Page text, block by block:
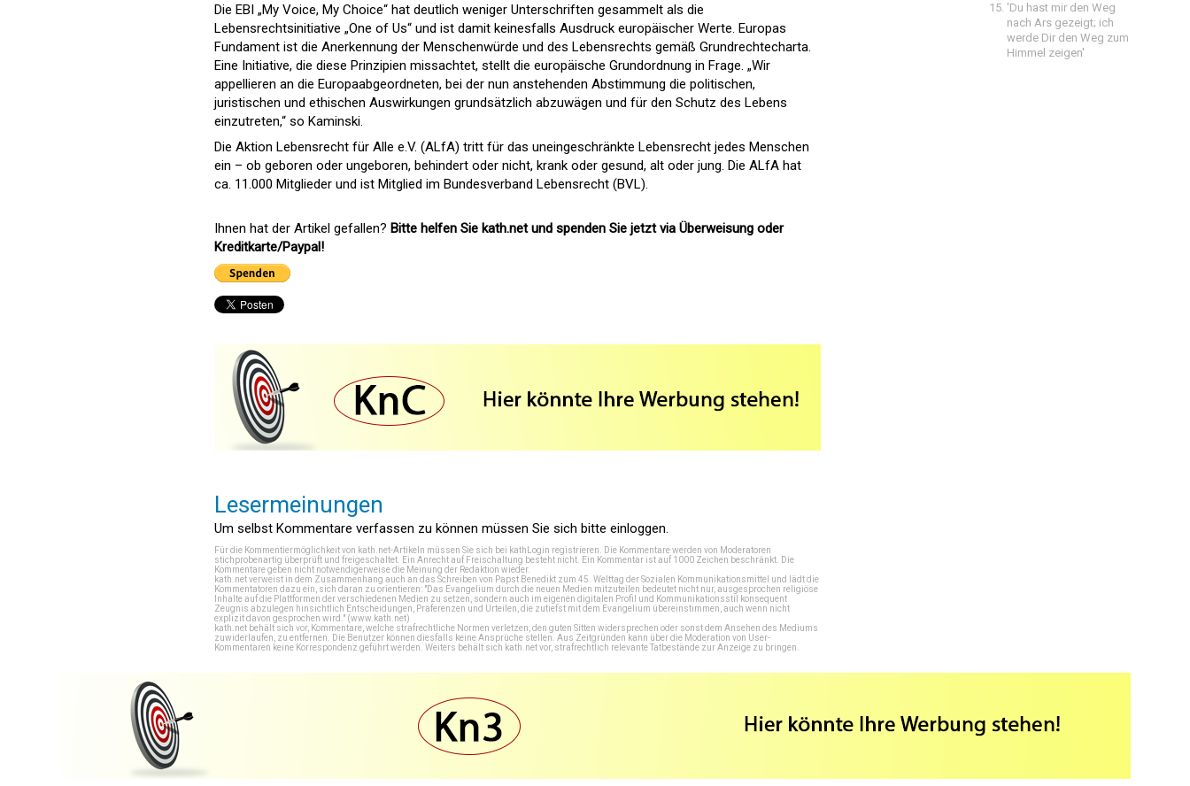
Die EBI „My Voice, My Choice“ hat deutlich weniger Unterschriften gesammelt als die
Lebensrechtsinitiative „One of Us“ und ist damit keinesfalls Ausdruck europäischer Werte. Europas
Fundament ist die Anerkennung der Menschenwürde und des Lebensrechts gemäß Grundrechtecharta.
Eine Initiative, die diese Prinzipien missachtet, stellt die europäische Grundordnung in Frage. „Wir
appellieren an die Europaabgeordneten, bei der nun anstehenden Abstimmung die politischen,
juristischen und ethischen Auswirkungen grundsätzlich abzuwägen und für den Schutz des Lebens
einzutreten,“ so Kaminski.
Die Aktion Lebensrecht für Alle e.V. (ALfA) tritt für das uneingeschränkte Lebensrecht jedes Menschen
ein – ob geboren oder ungeboren, behindert oder nicht, krank oder gesund, alt oder jung. Die ALfA hat
ca. 11.000 Mitglieder und ist Mitglied im Bundesverband Lebensrecht (BVL).
Ihnen hat der Artikel gefallen? Bitte helfen Sie kath.net und spenden Sie jetzt via Überweisung oder
Kreditkarte/Paypal!
Lesermeinungen
Um selbst Kommentare verfassen zu können müssen Sie sich bitte einloggen.
Für die Kommentiermöglichkeit von kath.net-Artikeln müssen Sie sich bei kathLogin registrieren . Die Kommentare werden von Moderatoren
stichprobenartig überprüft und freigeschaltet. Ein Anrecht auf Freischaltung besteht nicht. Ein Kommentar ist auf 1000 Zeichen beschränkt. Die
Kommentare geben nicht notwendigerweise die Meinung der Redaktion wieder.
kath.net verweist in dem Zusammenhang auch an das Schreiben von Papst Benedikt zum 45. Welttag der Sozialen Kommunikationsmittel und lädt die
Kommentatoren dazu ein, sich daran zu orientieren: "Das Evangelium durch die neuen Medien mitzuteilen bedeutet nicht nur, ausgesprochen religiöse
Inhalte auf die Plattformen der verschiedenen Medien zu setzen, sondern auch im eigenen digitalen Profil und Kommunikationsstil konsequent
Zeugnis abzulegen hinsichtlich Entscheidungen, Präferenzen und Urteilen, die zutiefst mit dem Evangelium übereinstimmen, auch wenn nicht
explizit davon gesprochen wird." (www.kath.net)
kath.net behält sich vor, Kommentare, welche strafrechtliche Normen verletzen, den guten Sitten widersprechen oder sonst dem Ansehen des Mediums
zuwiderlaufen, zu entfernen. Die Benutzer können diesfalls keine Ansprüche stellen. Aus Zeitgründen kann über die Moderation von User-
Kommentaren keine Korrespondenz geführt werden. Weiters behält sich kath.net vor, strafrechtlich relevante Tatbestände zur Anzeige zu bringen.
'Du hast mir den Weg
nach Ars gezeigt; ich
werde Dir den Weg zum
Himmel zeigen'